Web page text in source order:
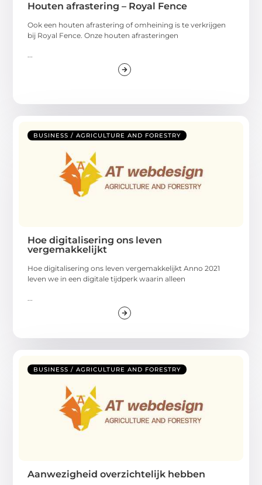
Houten afrastering – Royal Fence
Ook een houten afrastering of omheining is te verkrijgen
bij Royal Fence. Onze houten afrasteringen
BUSINESS / AGRICULTURE AND FORESTRY
Hoe digitalisering ons leven
vergemakkelijkt
Hoe digitalisering ons leven vergemakkelijkt Anno 2021
leven we in een digitale tijdperk waarin alleen
BUSINESS / AGRICULTURE AND FORESTRY
Aanwezigheid overzichtelijk hebben